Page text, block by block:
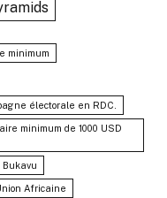
minimum
électorale en RDC.
minimum de 1000 USD
Africaine